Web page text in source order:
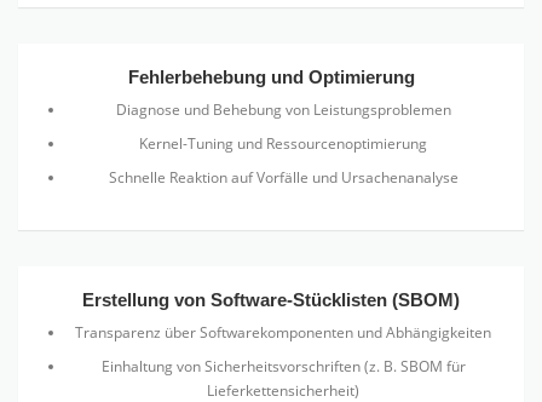
Fehlerbehebung und Optimierung
Diagnose und Behebung von Leistungsproblemen
Kernel-Tuning und Ressourcenoptimierung
Schnelle Reaktion auf Vorfälle und Ursachenanalyse
Erstellung von Software-Stücklisten (SBOM)
Transparenz über Softwarekomponenten und Abhängigkeiten
Einhaltung von Sicherheitsvorschriften (z. B. SBOM für
Lieferkettensicherheit)